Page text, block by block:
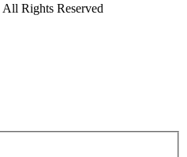
Rights Reserved